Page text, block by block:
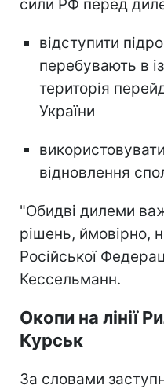
сили РФ перед
відступити
перебувають в
територія
України
відновлення
"Обидві дилеми
рішень, ймовірно,
Російської
Кессельманн.
Окопи на лінії
Курськ
За словами